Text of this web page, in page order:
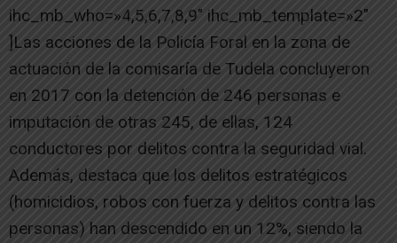
ihc_mb_who=»4,5,6,7,8,9″ ihc_mb_template=»2″
]Las acciones de la Policía Foral en la zona de
actuación de la comisaría de Tudela concluyeron
en 2017 con la detención de 246 personas e
imputación de otras 245, de ellas, 124
conductores por delitos contra la seguridad vial.
Además, destaca que los delitos estratégicos
(homicidios, robos con fuerza y delitos contra las
personas) han descendido en un 12%, siendo la